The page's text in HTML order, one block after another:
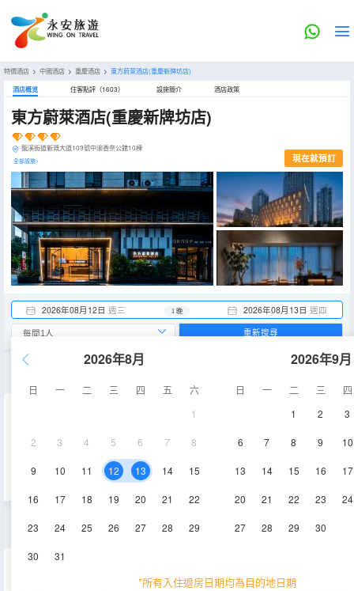
特價酒店 > 中國酒店 > 重慶酒店 > 東方蔚萊酒店(重慶新牌坊店)
酒店概览 住客點評（1603） 設施簡介 酒店政策
東方蔚萊酒店(重慶新牌坊店)
龍溪街道新溉大道109號中渝香奈公館10棟
全部設施> 現在就預訂
2026年08月12日 週三 2026年08月13日 週四
1 晚
2026年8月
日 一 二 三 四 五
六
1
2 3 4 5 6 7 8
9 10 11 12 13 14 15
16 17 18 19 20 21 22
23 24 25 26 27 28 29
30 31
2026年9月
日 一 二 三
四
1
2 3
6 7 8 9 10
13 14 15 16 17
20 21 22 23 24
27 28 29 30
*所有入住退房日期均為目的地日期
重新搜尋
空調
高級雙床房
32㎡ 5-7層 空調